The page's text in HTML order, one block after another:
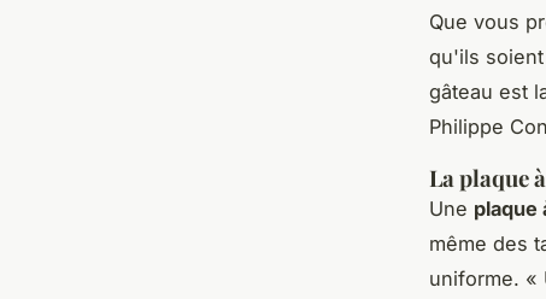
Que vous
qu'ils
gâteau est
Philippe
La plaque
Une plaque
même des
uniforme. «